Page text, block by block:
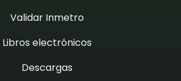
Validar Inmetro
Libros electrónicos
Descargas